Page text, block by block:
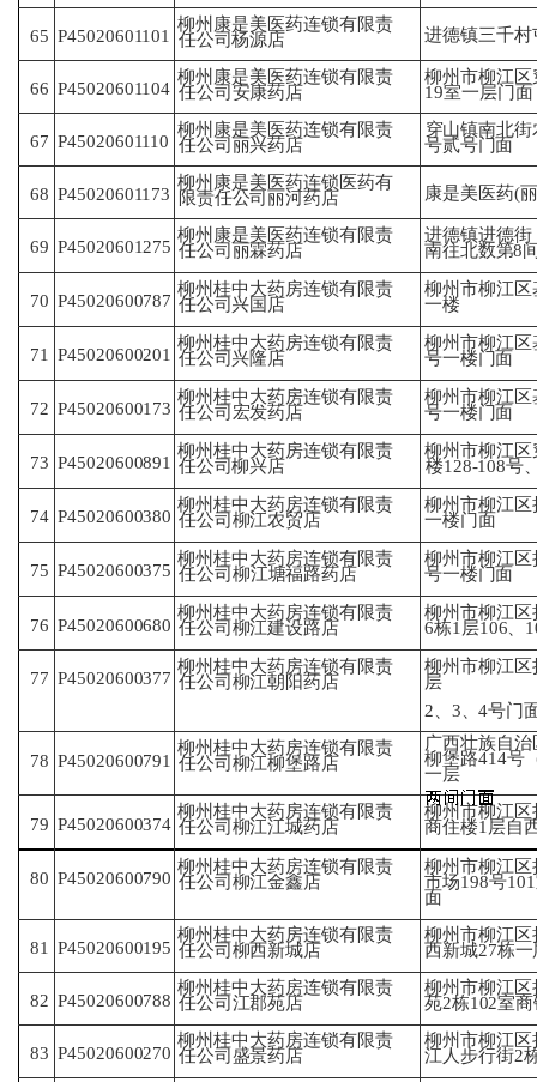
65 P45020601101
柳州康是美医药连锁有限责
任公司杨源店 进德镇三千村
66 P45020601104
柳州康是美医药连锁有限责
任公司安康药店
柳州市柳江区
19室一层门面
67 P45020601110
柳州康是美医药连锁有限责
任公司丽兴药店
穿山镇南北
号贰号门面
68 P45020601173
柳州康是美医药连锁医药有
限责任公司丽河药店 康是美医药(
69 P45020601275
柳州康是美医药连锁有限责
任公司丽霖药店
进德镇进德
南往北数第8
70 P45020600787
柳州桂中大药房连锁有限责
任公司兴国店
柳州市柳江
一楼
71 P45020600201
柳州桂中大药房连锁有限责
任公司兴隆店
柳州市柳江
号一楼门面
72 P45020600173
柳州桂中大药房连锁有限责
任公司宏发药店
柳州市柳江
号一楼门面
73 P45020600891
柳州桂中大药房连锁有限责
任公司柳兴店
柳州市柳江区
楼128-108号
74 P45020600380
柳州桂中大药房连锁有限责
任公司柳江农贸店
柳州市柳江
一楼门面
75 P45020600375
柳州桂中大药房连锁有限责
任公司柳江塘福路药店
柳州市柳江区
号一楼门面
76 P45020600680
柳州桂中大药房连锁有限责
任公司柳江建设路店
柳州市柳江
6栋1层106、
77 P45020600377
柳州桂中大药房连锁有限责
任公司柳江朝阳药店
柳州市柳江
层
2、3、4号门
78 P45020600791
柳州桂中大药房连锁有限责
任公司柳江柳堡路店
广西壮族自
柳堡路414号
一层
79 P45020600374
柳州桂中大药房连锁有限责
任公司柳江江城药店
柳州市柳江
商住楼1层自
80 P45020600790
柳州桂中大药房连锁有限责
任公司柳江金鑫店
柳州市柳江
市场198号
面
81 P45020600195
柳州桂中大药房连锁有限责
任公司柳西新城店
柳州市柳江区
西新城27栋一
82 P45020600788
柳州桂中大药房连锁有限责
任公司江郡苑店
柳州市柳江
苑2栋102室商
83 P45020600270
柳州桂中大药房连锁有限责
任公司盛景药店
柳州市柳江
江人步行街2